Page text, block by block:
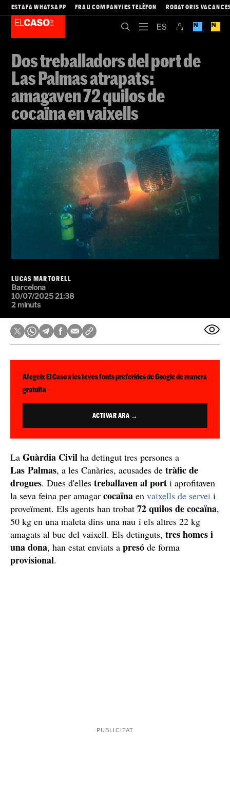
ESTAFA WHATSAPP FRAU COMPANYIES TELÈFON ROBATORIS
Dos treballadors del port de
Las Palmas atrapats:
amagaven 72 quilos de
cocaïna en vaixells
LUCAS MARTORELL
Barcelona
10/07/2025 21:38
2 minuts
Afegeix El Caso a les teves fonts preferides de Google de manera
gratuïta
ACTIVAR ARA →
La Guàrdia Civil ha detingut tres persones a
Las Palmas, a les Canàries, acusades de tràfic de
drogues. Dues d'elles treballaven al port i aprofitaven
la seva feina per amagar cocaïna en vaixells de servei i
proveïment. Els agents han trobat 72 quilos de cocaïna,
50 kg en una maleta dins una nau i els altres 22 kg
amagats al buc del vaixell. Els detinguts, tres homes i
una dona, han estat enviats a presó de forma
provisional.